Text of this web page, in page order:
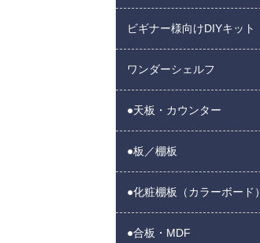
ビギナー様向けDIYキット
ワンダーシェルフ
●天板・カウンター
●板／棚板
●化粧棚板（カラーボード）
●合板・MDF